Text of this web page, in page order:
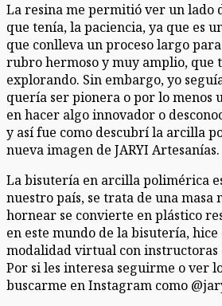
La resina me permitió ver un lado
que tenía, la paciencia, ya que es
que conlleva un proceso largo
rubro hermoso y muy amplio, que
explorando. Sin embargo, yo
quería ser pionera o por lo menos
en hacer algo innovador o
y así fue como descubrí la arcilla
nueva imagen de JARYI Artesanías.
La bisutería en arcilla polimérica
nuestro país, se trata de una masa
hornear se convierte en plástico
en este mundo de la bisutería, hice
modalidad virtual con instructoras
Por si les interesa seguirme o ver
buscarme en Instagram como